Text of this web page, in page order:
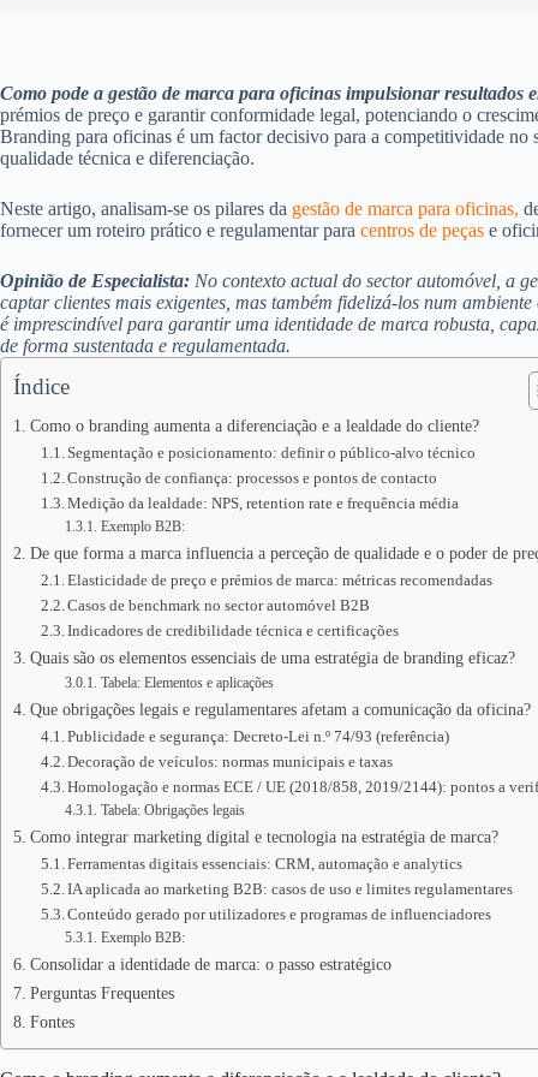
Como pode a gestão de marca para oficinas impulsionar resultados
prémios de preço e garantir conformidade legal, potenciando o
Branding para oficinas é um factor decisivo para a competitividade
qualidade técnica e diferenciação.
Neste artigo, analisam-se os pilares da gestão de marca para oficinas,
fornecer um roteiro prático e regulamentar para centros de peças e
Opinião de Especialista: No contexto actual do sector automóvel, a
captar clientes mais exigentes, mas também fidelizá-los num
é imprescindível para garantir uma identidade de marca robusta,
de forma sustentada e regulamentada.
Índice
Como o branding aumenta a diferenciação e a lealdade do cliente?
Segmentação e posicionamento: definir o público-alvo técnico
Construção de confiança: processos e pontos de contacto
Medição da lealdade: NPS, retention rate e frequência média
Exemplo B2B:
De que forma a marca influencia a perceção de qualidade e o poder de
Elasticidade de preço e prémios de marca: métricas recomendadas
Casos de benchmark no sector automóvel B2B
Indicadores de credibilidade técnica e certificações
Quais são os elementos essenciais de uma estratégia de branding eficaz?
Tabela: Elementos e aplicações
Que obrigações legais e regulamentares afetam a comunicação da oficina?
Publicidade e segurança: Decreto‑Lei n.º 74/93 (referência)
Decoração de veículos: normas municipais e taxas
Homologação e normas ECE / UE (2018/858, 2019/2144): pontos a
Tabela: Obrigações legais
Como integrar marketing digital e tecnologia na estratégia de marca?
Ferramentas digitais essenciais: CRM, automação e analytics
IA aplicada ao marketing B2B: casos de uso e limites regulamentares
Conteúdo gerado por utilizadores e programas de influenciadores
Exemplo B2B:
Consolidar a identidade de marca: o passo estratégico
Perguntas Frequentes
Fontes